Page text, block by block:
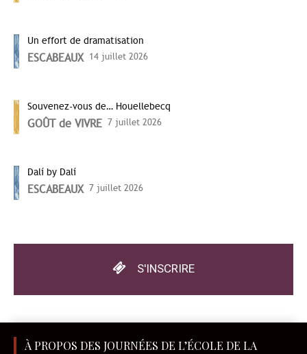
Un effort de dramatisation
ESCABEAUX 14 juillet 2026
Souvenez-vous de… Houellebecq
GOÛT de VIVRE 7 juillet 2026
Dalí by Dalí
ESCABEAUX 7 juillet 2026
S'INSCRIRE
À PROPOS DES JOURNÉES DE L’ÉCOLE DE LA